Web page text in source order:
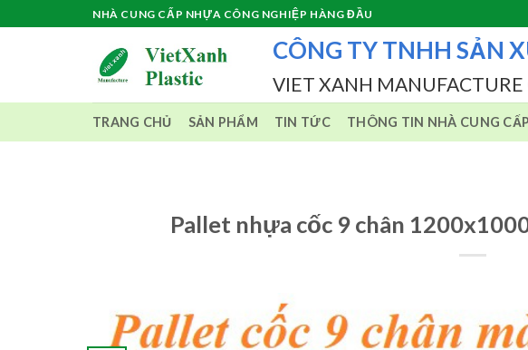
to
NHÀ CUNG CẤP NHỰA CÔNG NGHIỆP HÀNG ĐẦU
CÔNG TY TNHH SẢN
VIET XANH
TRANG CHỦ SẢN PHẨM TIN TỨC THÔNG TIN NHÀ CUNG CẤP
Pallet nhựa cốc 9 chân